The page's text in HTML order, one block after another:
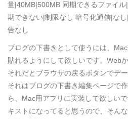
量|40MB|500MB 同期できるファイ
期できない|制限なし 暗号化通信|な
告なし
ブログの下書きとして使うには、
貼れるようにして欲しいです。Web
それだとブラウザの戻るボタンでデ
それはブログの下書き編集ページで
ら、Mac用アプリに実装して欲しい
キストになってると思うので、そん